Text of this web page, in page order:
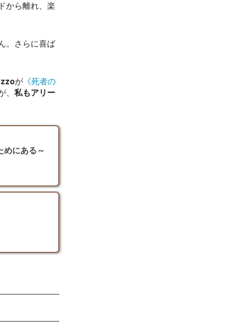
から離れ、楽
。さらに喜ば
が 《死者の
私もアリー
めにある～